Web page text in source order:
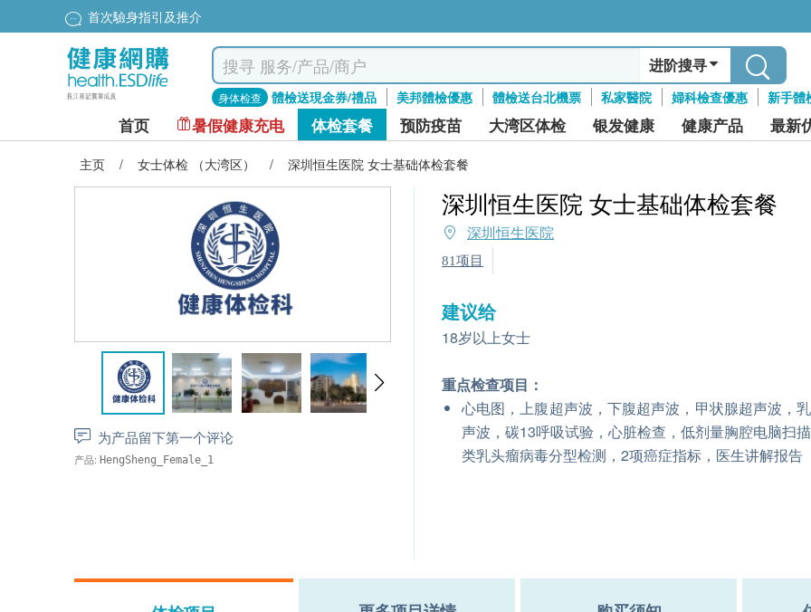
首次驗身指引及推介
进阶搜寻
身体检查 體檢送現金券/禮品 美邦體檢優惠 體檢送台北機票 私家醫院 婦科檢查優惠 新手體
首页 暑假健康充电 体检套餐 预防疫苗 大湾区体检 银发健康 健康产品 最新
主页 / 女士体检 （大湾区） / 深圳恒生医院 女士基础体检套餐
为产品留下第一个评论
产品: HengSheng_Female_1
深圳恒生医院 女士基础体检套餐
深圳恒生医院
81项目
建议给
18岁以上女士
重点检查项目：
心电图，上腹超声波，下腹超声波，甲状腺超声波，
声波，碳13呼吸试验，心脏检查，低剂量胸腔电脑扫
类乳头瘤病毒分型检测，2项癌症指标，医生讲解报告